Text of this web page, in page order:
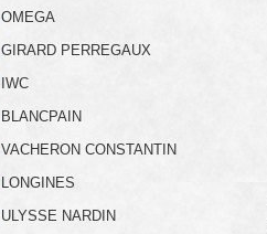
OMEGA
GIRARD PERREGAUX
IWC
BLANCPAIN
VACHERON CONSTANTIN
LONGINES
ULYSSE NARDIN